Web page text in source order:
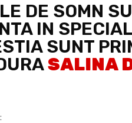
DE SOMN
IN
SUNT
SALINA